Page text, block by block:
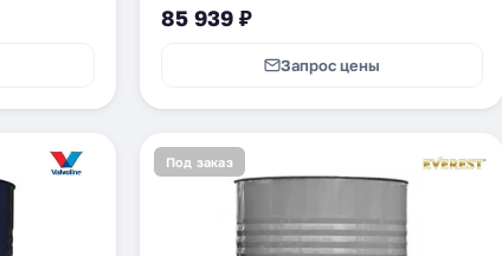
85 939 ₽
Запрос цены
Под заказ